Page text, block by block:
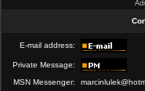
E-mail address:
Private Message:
MSN Messenger: